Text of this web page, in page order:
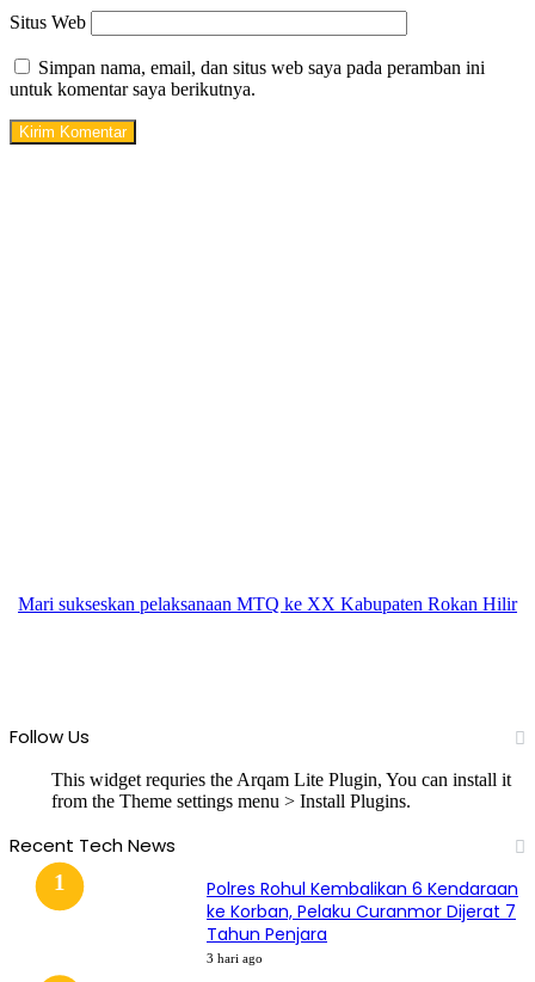
Situs Web
Simpan nama, email, dan situs web saya pada peramban ini
untuk komentar saya berikutnya.
Mari sukseskan pelaksanaan MTQ ke XX Kabupaten Rokan Hilir
Follow Us
This widget requries the Arqam Lite Plugin, You can install it
from the Theme settings menu > Install Plugins.
Recent Tech News
Polres Rohul Kembalikan 6 Kendaraan
ke Korban, Pelaku Curanmor Dijerat 7
Tahun Penjara
3 hari ago